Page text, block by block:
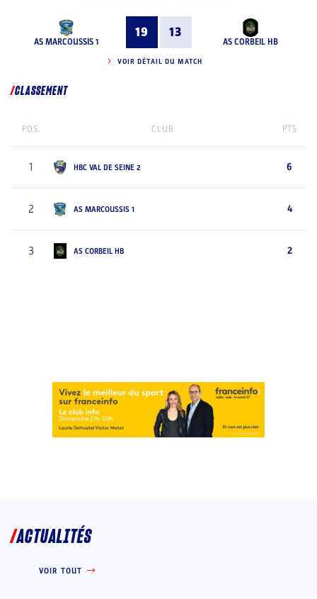
AS MARCOUSSIS 1
19 13
AS CORBEIL HB
VOIR DÉTAIL DU MATCH
CLASSEMENT
POS. CLUB PTS
1 HBC VAL DE SEINE 2 6
2 AS MARCOUSSIS 1 4
3 AS CORBEIL HB 2
ACTUALITÉS
VOIR TOUT